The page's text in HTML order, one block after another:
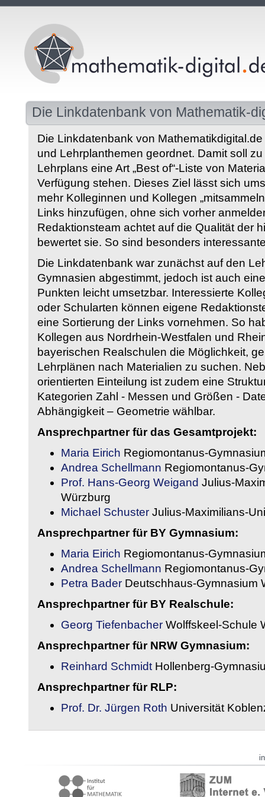
Die Linkdatenbank von Mathematik-
Die Linkdatenbank von
und Lehrplanthemen geordnet. Damit soll
Lehrplans eine Art „Best of“-Liste von
Verfügung stehen. Dieses Ziel lässt sich
mehr Kolleginnen und Kollegen
Links hinzufügen, ohne sich vorher
Redaktionsteam achtet auf die Qualität der
bewertet sie. So sind besonders
Die Linkdatenbank war zunächst auf den
Gymnasien abgestimmt, jedoch ist auch
Punkten leicht umsetzbar. Interessierte
oder Schularten können eigene
eine Sortierung der Links vornehmen. So
Kollegen aus Nordrhein-Westfalen und
bayerischen Realschulen die Möglichkeit,
Lehrplänen nach Materialien zu suchen.
orientierten Einteilung ist zudem eine
Kategorien Zahl - Messen und Größen -
Abhängigkeit – Geometrie wählbar.
Ansprechpartner für das Gesamtprojekt:
Maria Eirich Regiomontanus-
Andrea Schellmann Regiomontanus-
Prof. Hans-Georg Weigand Julius-
Würzburg
Michael Schuster Julius-Maximilians-
Ansprechpartner für BY Gymnasium:
Maria Eirich Regiomontanus-
Andrea Schellmann Regiomontanus-
Petra Bader Deutschhaus-Gymnasium
Ansprechpartner für BY Realschule:
Georg Tiefenbacher Wolffskeel-Schule
Ansprechpartner für NRW Gymnasium:
Reinhard Schmidt Hollenberg-
Ansprechpartner für RLP:
Prof. Dr. Jürgen Roth Universität